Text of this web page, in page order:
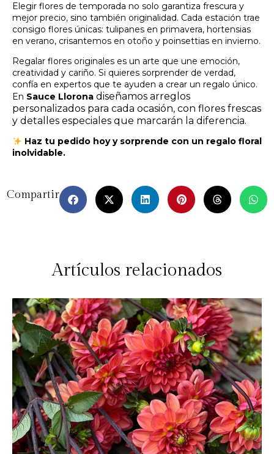
Elegir flores de temporada no solo garantiza frescura y
mejor precio, sino también originalidad. Cada estación trae
consigo flores únicas: tulipanes en primavera, hortensias
en verano, crisantemos en otoño y poinsettias en invierno.
Regalar flores originales es un arte que une emoción,
creatividad y cariño. Si quieres sorprender de verdad,
confía en expertos que te ayuden a crear un regalo único.
En Sauce Llorona diseñamos arreglos
personalizados para cada ocasión, con flores frescas
y detalles especiales que marcarán la diferencia.
Haz tu pedido hoyy sorprende con un regalo floral
inolvidable.
Compartir
Artículos relacionados